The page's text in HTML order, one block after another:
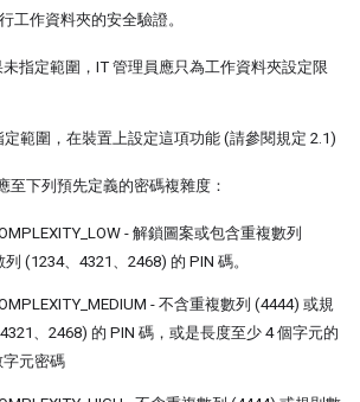
工作資料夾的安全驗證。
指定範圍，IT 管理員應只為工作資料夾設定限
定範圍，在裝置上設定這項功能 (請參閱規定 2.1)
至下列預先定義的密碼複雜度：
- 解鎖圖案或包含重複數列
(1234、4321、2468) 的 PIN 碼。
- 不含重複數列 (4444) 或規
、2468) 的 PIN 碼，或是長度至少 4 個字元的
元密碼